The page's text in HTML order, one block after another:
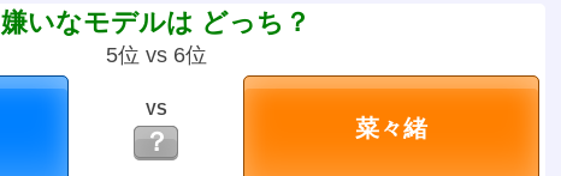
嫌いなモデルは どっち？
5位 vs 6位
VS
？